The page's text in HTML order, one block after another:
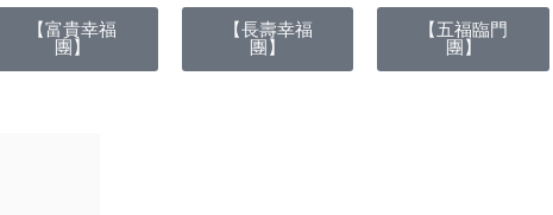
【富貴幸福
團】
【長壽幸福
團】
【五福臨門
團】